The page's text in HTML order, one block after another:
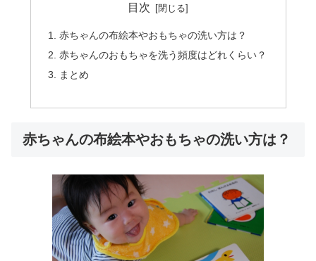
目次
赤ちゃんの布絵本やおもちゃの洗い方は？
赤ちゃんのおもちゃを洗う頻度はどれくらい？
まとめ
赤ちゃんの布絵本やおもちゃの洗い方は？